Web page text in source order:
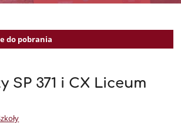
do pobrania
SP 371 i CX Liceum